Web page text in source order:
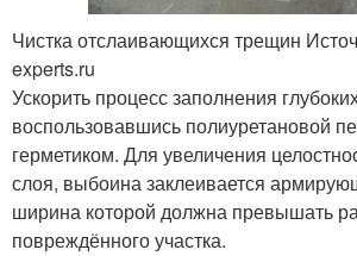
Чистка отслаивающихся трещин
experts.ru
Ускорить процесс заполнения
воспользовавшись полиуретановой
герметиком. Для увеличения
слоя, выбоина заклеивается
ширина которой должна превышать
повреждённого участка.